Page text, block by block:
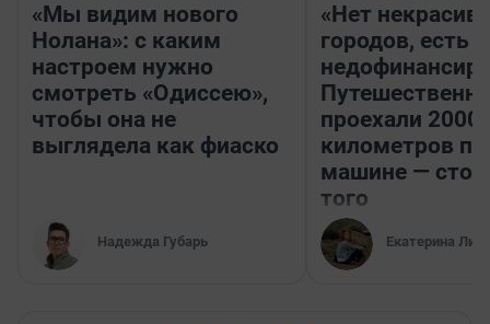
«Мы видим нового
Нолана»: с каким
настроем нужно
смотреть «Одиссею»,
чтобы она не
выглядела как фиаско
Надежда Губарь
«Нет
городов, есть
проехали 2000
километров по
машине —
того
Екатерина